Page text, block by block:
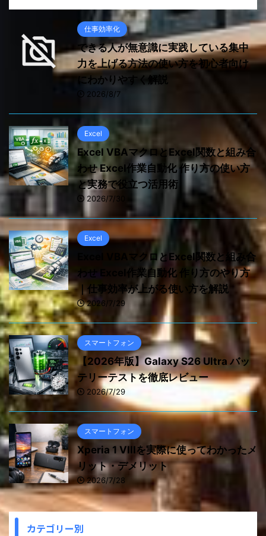
仕事効率化
できる人が無意識に実践している集中
力を上げる方法の使い方を初心者向け
にわかりやすく解説
2026/8/7
Excel
Excel VBAマクロとExcel関数と組み合
わせ Excel作業自動化 作り方の使い方
と実務で役立つ活用術
2026/7/30
Excel
Excel VBAマクロとExcel関数と組み合
わせ Excel作業自動化 作り方のやり方
｜仕事効率が上がる使い方を解説
2026/7/29
スマートフォン
【2026年版】Galaxy S26 Ultra バッ
テリーテストを徹底レビュー
2026/7/29
スマートフォン
Xperia 1 VIIIを実際に使ってわかったメ
リット・デメリット
2026/7/28
カテゴリー別